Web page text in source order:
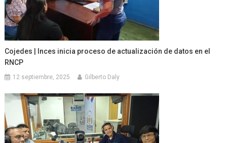
Cojedes | Inces inicia proceso de actualización de datos en el
RNCP
12 septiembre, 2025 Gilberto Daly